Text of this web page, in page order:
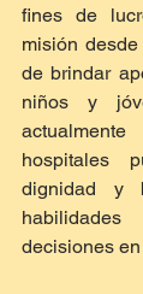
fines de
misión
de brindar
niños y
hospitales
dignidad y
decisiones